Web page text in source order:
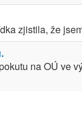
zjistila, že
na OÚ ve